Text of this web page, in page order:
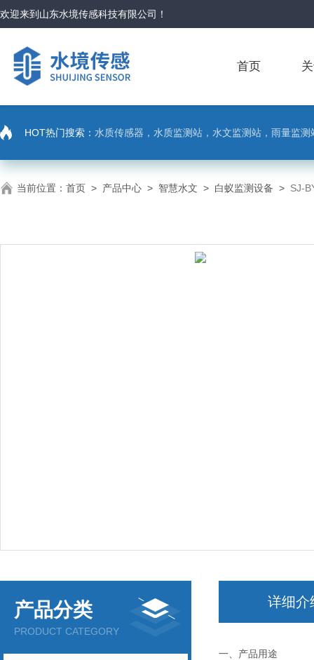
欢迎来到 山东水境传感科技有限公司 ！
首页
HOT热门搜索： 水质传感器，水质监测站，水文监测站，雨量监
当前位置： 首页 > 产品中心 > 智慧水文 > 白蚁监测设备 > SJ-
产品分类
PRODUCT CATEGORY
详细介
一、产品用途